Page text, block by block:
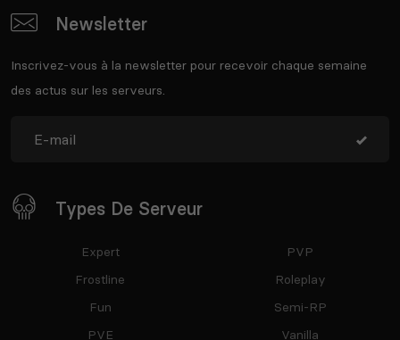
Newsletter
Inscrivez-vous à la newsletter pour recevoir chaque semaine
des actus sur les serveurs.
Types De Serveur
Expert
Frostline
Fun
PVE
PVP
Roleplay
Semi-RP
Vanilla